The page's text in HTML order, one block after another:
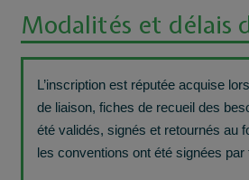
Modalités et délais
L’inscription est réputée acquise
de liaison, fiches de recueil des
été validés, signés et retournés au
les conventions ont été signées par